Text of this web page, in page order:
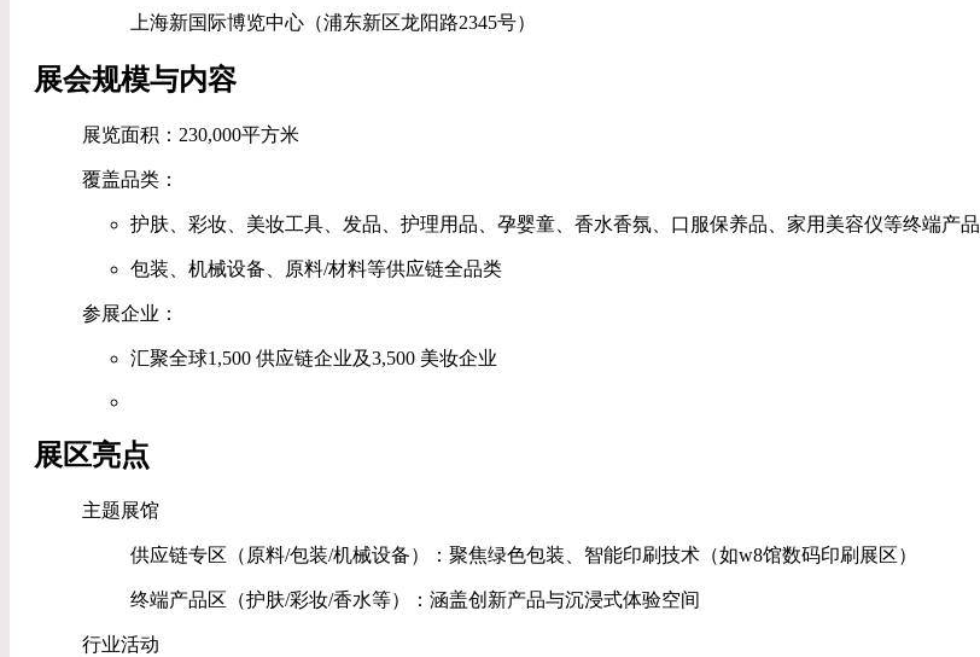
上海新国际博览中心（浦东新区龙阳路2345号）
展会规模与内容
‌展览面积‌：230,000平方米
‌覆盖品类‌：
护肤、彩妆、美妆工具、发品、护理用品、孕婴童、香水香氛、口服保养品、家用美容仪等终端产品
包装、机械设备、原料/材料等供应链全品类
‌参展企业‌：
汇聚全球1,500 供应链企业及3,500 美妆企业
展区亮点
‌主题展馆‌
‌供应链专区‌（原料/包装/机械设备）：聚焦绿色包装、智能印刷技术（如w8馆数码印刷展区）
‌终端产品区‌（护肤/彩妆/香水等）：涵盖创新产品与沉浸式体验空间
‌行业活动‌